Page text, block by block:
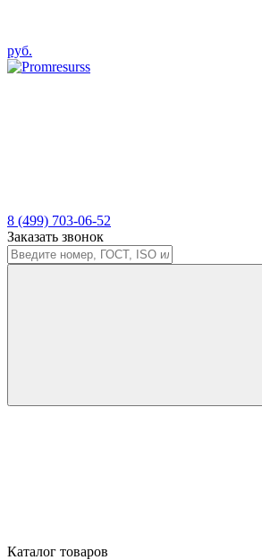
руб.
8 (499) 703-06-52
Заказать звонок
Каталог товаров